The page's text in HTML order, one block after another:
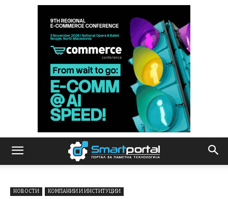
НОВОСТИ КОМПАНИИ И ИНСТИТУЦИИ